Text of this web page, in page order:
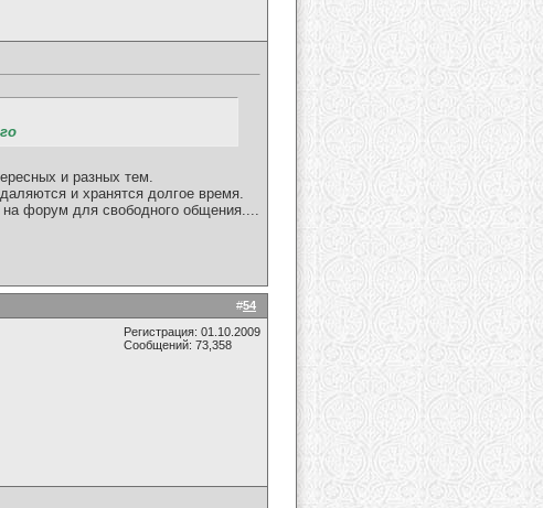
и разных тем.
и хранятся долгое время.
на форум для свободного общения....
#54
Регистрация: 01.10.2009
Сообщений: 73,358